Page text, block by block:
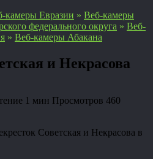
камеры Евразии » Веб-камеры
федерального округа » Веб-
» Веб-камеры Абакана
и Некрасова
1 мин Просмотров 460
Советская и Некрасова в